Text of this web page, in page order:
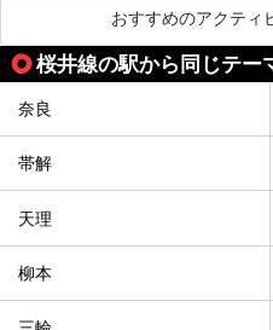
おすすめのアクティ
桜井線の駅から同じテー
奈良
帯解
天理
柳本